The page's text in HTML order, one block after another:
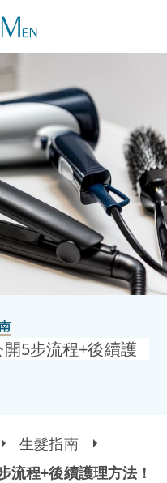
5步流程+後續護
生髮指南
流程+後續護理方法！